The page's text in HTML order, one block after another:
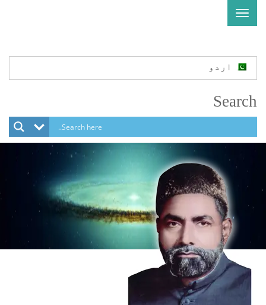
Toggle
navigation
اردو
Search